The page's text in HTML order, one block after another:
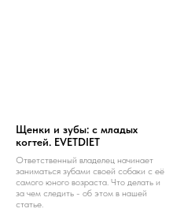
Щенки и зубы: с младых
когтей. EVETDIET
Ответственный владелец начинает
заниматься зубами своей собаки с её
самого юного возраста. Что делать и
за чем следить - об этом в нашей
статье.